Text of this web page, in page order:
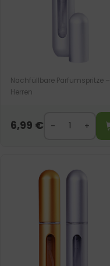
Nachfüllbare Parfumspritze –
Herren
6,99 €